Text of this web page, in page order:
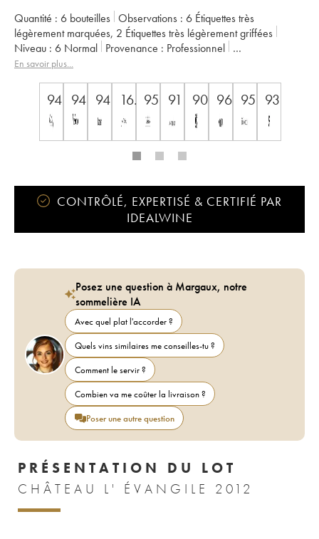
Quantité : 6 bouteilles Observations : 6 Étiquettes très
légèrement marquées, 2 Étiquettes très légèrement griffées
Niveau : 6 Normal Provenance :
professionnel
TVA récupérable :
En savoir plus...
94 94 94 16.595 91 90 96 95 93
CONTRÔLÉ, EXPERTISÉ & CERTIFIÉ PAR
IDEALWINE
Posez une question à Margaux, notre
sommelière IA
Avec quel plat l'accorder ?
Quels vins similaires me conseilles-tu ?
Comment le servir ?
Combien va me coûter la livraison ?
Poser une autre question
PRÉSENTATION DU LOT
CHÂTEAU L' ÉVANGILE 2012